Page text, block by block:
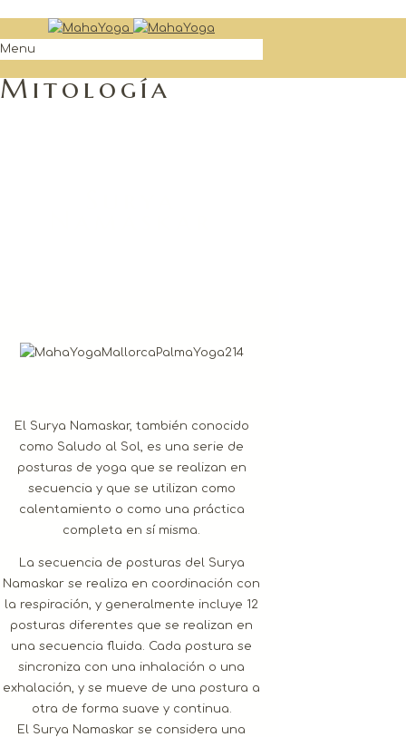
Menu
Mitología
El Surya Namaskar, también conocido
como Saludo al Sol, es una serie de
posturas de yoga que se realizan en
secuencia y que se utilizan como
calentamiento o como una práctica
completa en sí misma.
La secuencia de posturas del Surya
Namaskar se realiza en coordinación con
la respiración, y generalmente incluye 12
posturas diferentes que se realizan en
una secuencia fluida. Cada postura se
sincroniza con una inhalación o una
exhalación, y se mueve de una postura a
otra de forma suave y continua.
El Surya Namaskar se considera una